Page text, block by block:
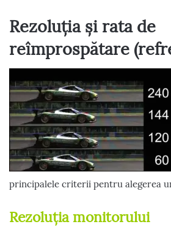
Rezoluția și rata de
reîmprospătare
principalele criterii pentru alegerea
Rezoluția monitorului